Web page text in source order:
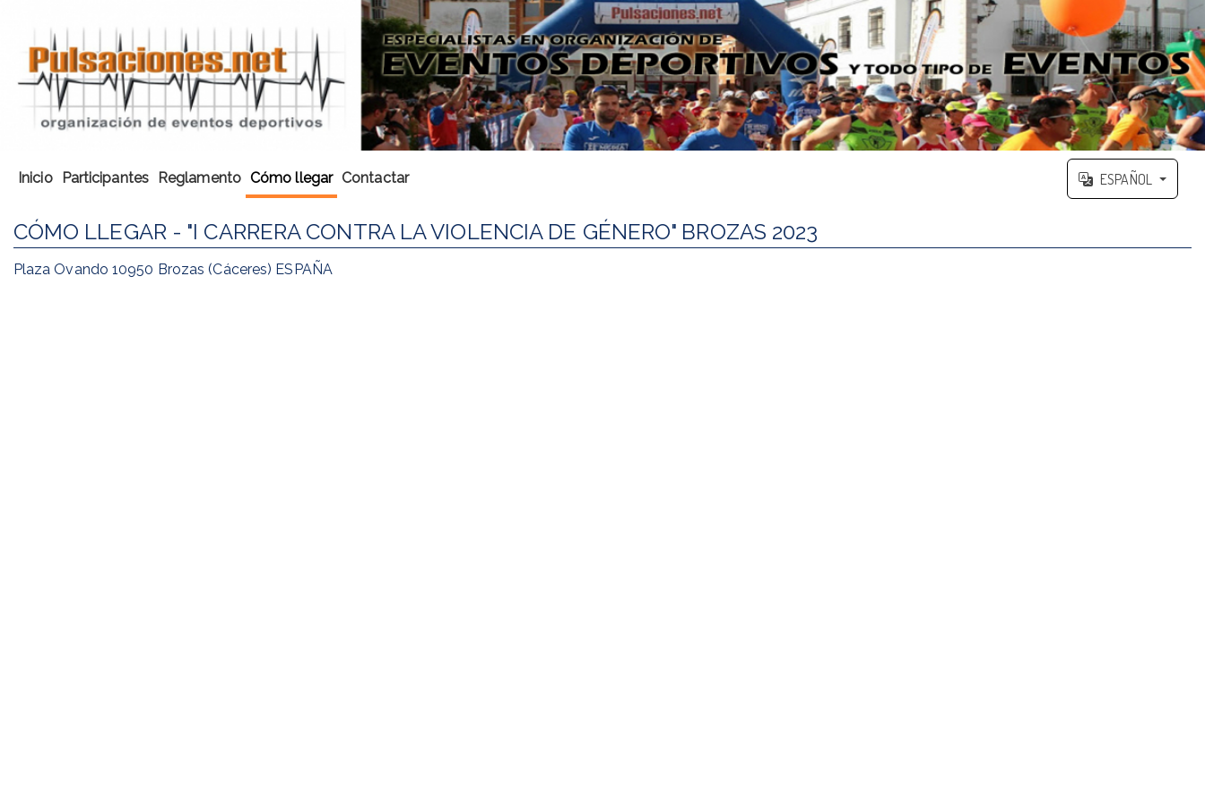
Inicio Participantes Reglamento Cómo llegar Contactar ESPAÑOL
CÓMO LLEGAR - "I CARRERA CONTRA LA VIOLENCIA DE GÉNERO" BROZAS 2023
Plaza Ovando 10950 Brozas (Cáceres) ESPAÑA